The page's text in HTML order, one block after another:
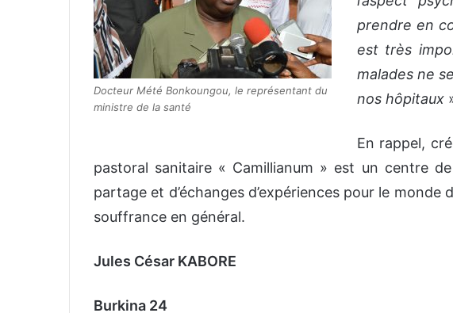
Docteur Mété Bonkoungou, le représentant du
ministre de la santé
prendre en
est très
malades ne
nos hôpitaux
En rappel,
pastoral sanitaire « Camillianum » est un centre
partage et d’échanges d’expériences pour le
souffrance en général.
Jules César KABORE
Burkina 24